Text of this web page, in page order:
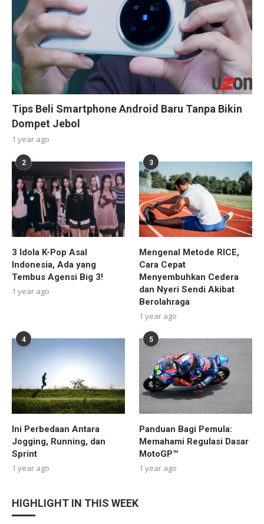
Tips Beli Smartphone Android Baru Tanpa Bikin
Dompet Jebol
1 year ago
2
3 Idola K-Pop Asal
Indonesia, Ada yang
Tembus Agensi Big 3!
1 year ago
3
Mengenal Metode RICE,
Cara Cepat
Menyembuhkan Cedera
dan Nyeri Sendi Akibat
Berolahraga
1 year ago
4
Ini Perbedaan Antara
Jogging, Running, dan
Sprint
1 year ago
5
Panduan Bagi Pemula:
Memahami Regulasi Dasar
MotoGP™
1 year ago
HIGHLIGHT IN THIS WEEK